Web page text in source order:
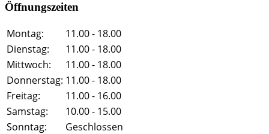
Öffnungszeiten
Montag:
11.00 - 18.00
Dienstag:
11.00 - 18.00
Mittwoch:
11.00 - 18.00
Donnerstag: 11.00 - 18.00
Freitag:
11.00 - 16.00
Samstag:
10.00 - 15.00
Sonntag:
Geschlossen